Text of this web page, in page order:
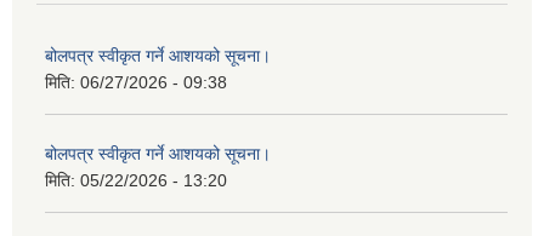
बोलपत्र स्वीकृत गर्ने आशयको सूचना।
मिति: 06/27/2026 - 09:38
बोलपत्र स्वीकृत गर्ने आशयको सूचना।
मिति: 05/22/2026 - 13:20